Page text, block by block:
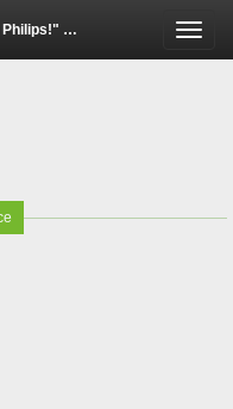
Мая 2026)